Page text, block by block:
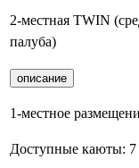
2-местная TWIN
палуба)
описание
1-местное
Доступные каюты: 7